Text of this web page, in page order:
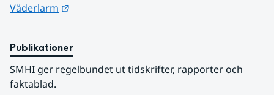
Väderlarm
Publikationer
SMHI ger regelbundet ut tidskrifter, rapporter och
faktablad.